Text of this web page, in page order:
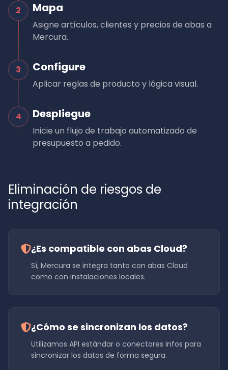
2 Mapa
Asigne artículos, clientes y precios de abas a
Mercura.
3 Configure
Aplicar reglas de producto y lógica visual.
4 Despliegue
Inicie un flujo de trabajo automatizado de
presupuesto a pedido.
Eliminación de riesgos de
integración
¿Es compatible con abas Cloud?
Sí, Mercura se integra tanto con abas Cloud
como con instalaciones locales.
¿Cómo se sincronizan los datos?
Utilizamos API estándar o conectores Infos para
sincronizar los datos de forma segura.